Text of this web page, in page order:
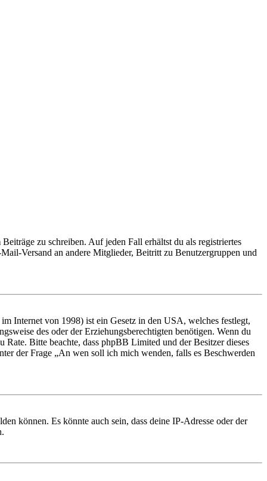
zu schreiben. Auf jeden Fall erhältst du als registriertes
Versand an andere Mitglieder, Beitritt zu Benutzergruppen und
Internet von 1998) ist ein Gesetz in den USA, welches festlegt,
des oder der Erziehungsberechtigten benötigen. Wenn du
Bitte beachte, dass phpBB Limited und der Besitzer dieses
der Frage „An wen soll ich mich wenden, falls es Beschwerden
können. Es könnte auch sein, dass deine IP-Adresse oder der